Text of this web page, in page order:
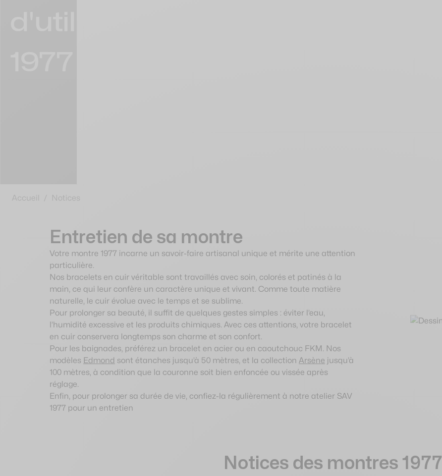
Accueil / Notices
Entretien de sa montre
Votre montre 1977 incarne un savoir-faire artisanal unique et mérite une attention
particulière.
Nos bracelets en cuir véritable sont travaillés avec soin, colorés et patinés à la
main, ce qui leur confère un caractère unique et vivant. Comme toute matière
naturelle, le cuir évolue avec le temps et se sublime.
Pour prolonger sa beauté, il suffit de quelques gestes simples : éviter l’eau,
l’humidité excessive et les produits chimiques. Avec ces attentions, votre bracelet
en cuir conservera longtemps son charme et son confort.
Pour les baignades, préférez un bracelet en acier ou en caoutchouc FKM. Nos
modèles Edmond sont étanches jusqu’à 50 mètres, et la collection Arsène jusqu’à
100 mètres, à condition que la couronne soit bien enfoncée ou vissée après
réglage.
Enfin, pour prolonger sa durée de vie, confiez-la régulièrement à notre atelier SAV
1977 pour un entretien
Notices des montres 1977